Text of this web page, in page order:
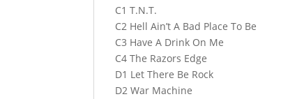
C1 T.N.T.
C2 Hell Ain’t A Bad Place To Be
C3 Have A Drink On Me
C4 The Razors Edge
D1 Let There Be Rock
D2 War Machine